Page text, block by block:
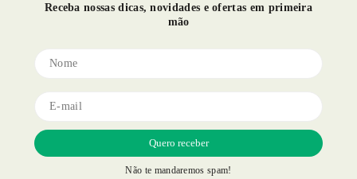
Receba nossas dicas, novidades e ofertas em primeira
mão
Não te mandaremos spam!